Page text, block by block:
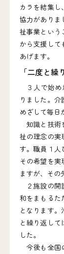
カラを結集
協力がありま
祉事業という
から支援して
あげます。
「二度と繰
３人で始め
りました。
めざして毎日
知識と技術
祉の理念の実
す。職員１人
その希望を
ますが、その
２施設の開
和をまもるた
となります
と繰り返し
した。
今後も全国